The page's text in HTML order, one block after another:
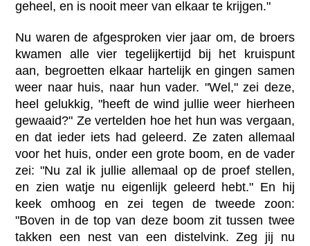
geheel, en is nooit meer van elkaar te krijgen."
Nu waren de afgesproken vier jaar om, de broers
kwamen alle vier tegelijkertijd bij het kruispunt
aan, begroetten elkaar hartelijk en gingen samen
weer naar huis, naar hun vader. "Wel," zei deze,
heel gelukkig, "heeft de wind jullie weer hierheen
gewaaid?" Ze vertelden hoe het hun was vergaan,
en dat ieder iets had geleerd. Ze zaten allemaal
voor het huis, onder een grote boom, en de vader
zei: "Nu zal ik jullie allemaal op de proef stellen,
en zien watje nu eigenlijk geleerd hebt." En hij
keek omhoog en zei tegen de tweede zoon:
"Boven in de top van deze boom zit tussen twee
takken een nest van een distelvink. Zeg jij nu